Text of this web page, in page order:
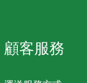
顧客服務